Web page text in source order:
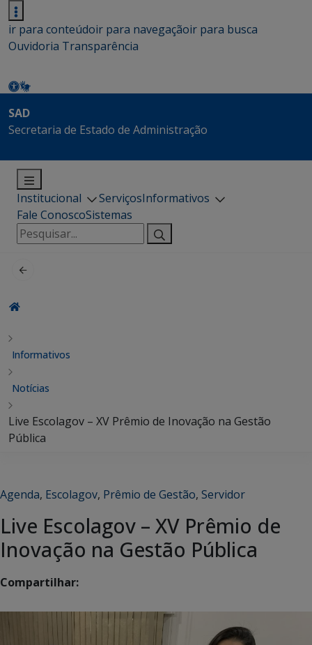
ir para conteúdoir para navegaçãoir para busca
Ouvidoria Transparência
SAD
Secretaria de Estado de Administração
Institucional ServiçosInformativos
Fale ConoscoSistemas
Pesquisar
por:
Informativos
Notícias
Live Escolagov – XV Prêmio de Inovação na Gestão
Pública
Agenda, Escolagov, Prêmio de Gestão, Servidor
Live Escolagov – XV Prêmio de
Inovação na Gestão Pública
Compartilhar: